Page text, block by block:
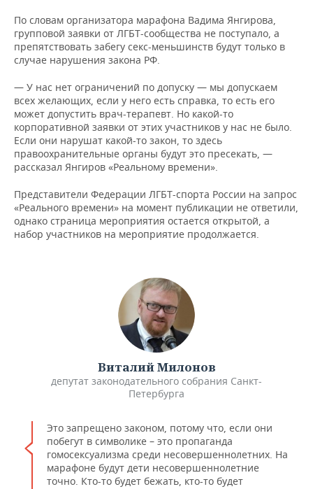
По словам организатора марафона Вадима Янгирова,
групповой заявки от ЛГБТ-сообщества не поступало, а
препятствовать забегу секс-меньшинств будут только в
случае нарушения закона РФ.
— У нас нет ограничений по допуску — мы допускаем
всех желающих, если у него есть справка, то есть его
может допустить врач-терапевт. Но какой-то
корпоративной заявки от этих участников у нас не было.
Если они нарушат какой-то закон, то здесь
правоохранительные органы будут это пресекать, —
рассказал Янгиров «Реальному времени».
Представители Федерации ЛГБТ-спорта России на запрос
«Реального времени» на момент публикации не ответили,
однако страница мероприятия остается открытой, а
набор участников на мероприятие продолжается.
​Виталий Милонов
депутат законодательного собрания Санкт-
Петербурга
Это запрещено законом, потому что, если они
побегут в символике – это пропаганда
гомосексуализма среди несовершеннолетних. На
марафоне будут дети несовершеннолетние
точно. Кто-то будет бежать, кто-то будет